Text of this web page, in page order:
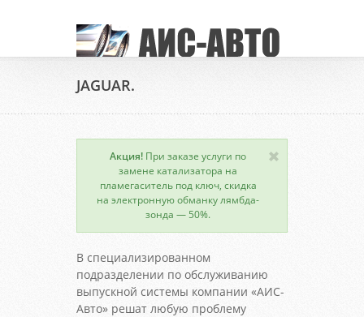
JAGUAR.
Акция! При заказе услуги по
замене катализатора на
пламегаситель под ключ, скидка
на электронную обманку лямбда-
зонда — 50%.
В специализированном
подразделении по обслуживанию
выпускной системы компании «АИС-
Авто» решат любую проблему